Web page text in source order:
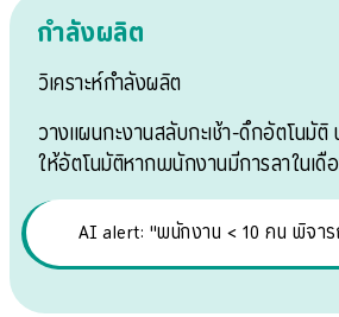
กำลังผลิต
วิเคราะห์กำลังผลิต
วางแผนกะงานสลับกะเช้า-ดึกอัตโนมั
ให้อัตโนมัติหากพนักงานมีการลาในเดื
AI alert: "พนักงาน < 10 คน พิจา